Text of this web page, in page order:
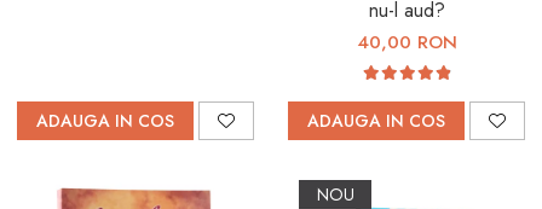
ADAUGA IN COS
nu-l aud?
40,00 RON
ADAUGA IN COS
NOU